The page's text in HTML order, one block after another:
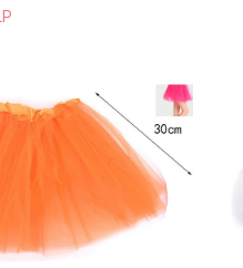
Ver detalles